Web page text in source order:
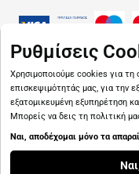
Ρυθμίσεις
Χρησιμοποιούμε cookies για τη
επισκεψιμότητάς μας, για την
εξατομικευμένη εξυπηρέτηση
Μπορείς να δεις τη πολιτική
Ναι, αποδέχομαι μόνο τα